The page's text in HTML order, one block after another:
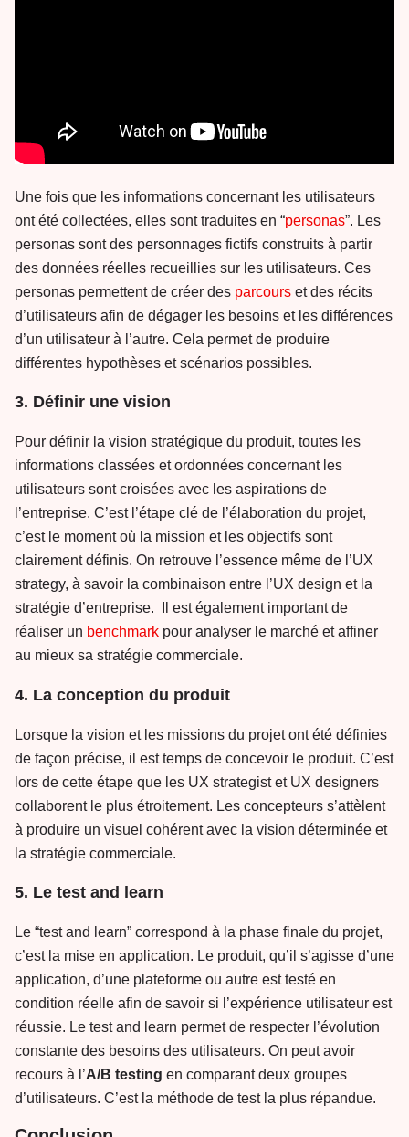
Une fois que les informations concernant les utilisateurs
ont été collectées, elles sont traduites en “personas”. Les
personas sont des personnages fictifs construits à partir
des données réelles recueillies sur les utilisateurs. Ces
personas permettent de créer des parcours et des récits
d’utilisateurs afin de dégager les besoins et les différences
d’un utilisateur à l’autre. Cela permet de produire
différentes hypothèses et scénarios possibles.
3. Définir une vision
Pour définir la vision stratégique du produit, toutes les
informations classées et ordonnées concernant les
utilisateurs sont croisées avec les aspirations de
l’entreprise. C’est l’étape clé de l’élaboration du projet,
c’est le moment où la mission et les objectifs sont
clairement définis. On retrouve l’essence même de l’UX
strategy, à savoir la combinaison entre l’UX design et la
stratégie d’entreprise. Il est également important de
réaliser un benchmark pour analyser le marché et affiner
au mieux sa stratégie commerciale.
4. La conception du produit
Lorsque la vision et les missions du projet ont été définies
de façon précise, il est temps de concevoir le produit. C’est
lors de cette étape que les UX strategist et UX designers
collaborent le plus étroitement. Les concepteurs s’attèlent
à produire un visuel cohérent avec la vision déterminée et
la stratégie commerciale.
5. Le test and learn
Le “test and learn” correspond à la phase finale du projet,
c’est la mise en application. Le produit, qu’il s’agisse d’une
application, d’une plateforme ou autre est testé en
condition réelle afin de savoir si l’expérience utilisateur est
réussie. Le test and learn permet de respecter l’évolution
constante des besoins des utilisateurs. On peut avoir
recours à l’A/B testing en comparant deux groupes
d’utilisateurs. C’est la méthode de test la plus répandue.